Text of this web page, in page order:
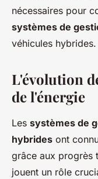
nécessaires pour
systèmes de
véhicules hybrides.
L'évolution
de l'énergie
Les systèmes de
hybrides ont
grâce aux progrès
jouent un rôle